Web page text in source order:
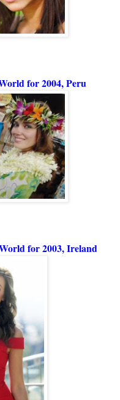
for 2004, Peru
for 2003, Ireland